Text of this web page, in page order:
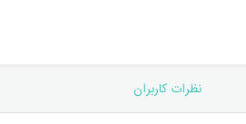
نظرات کاربران